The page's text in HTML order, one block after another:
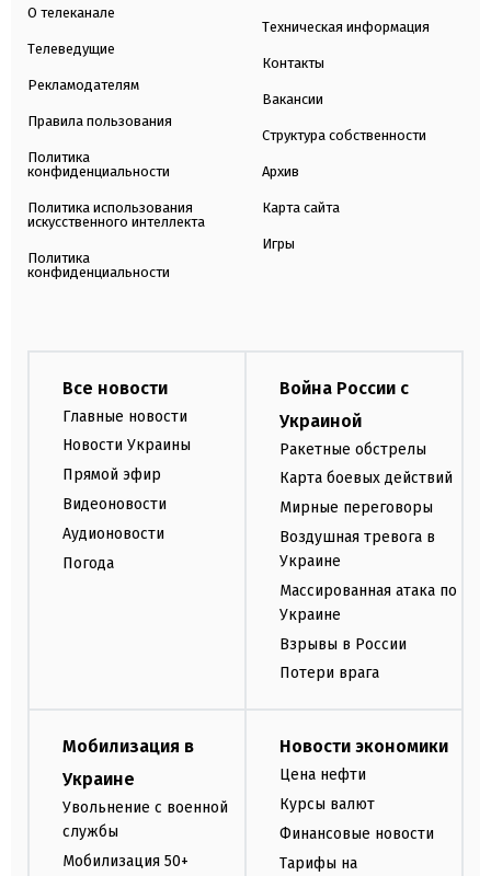
О телеканале
Телеведущие
Рекламодателям
Правила пользования
Политика
конфиденциальности
Политика использования
искусственного интеллекта
Политика
конфиденциальности
Техническая информация
Контакты
Вакансии
Структура собственности
Архив
Карта сайта
Игры
Все новости
Главные новости
Новости Украины
Прямой эфир
Видеоновости
Аудионовости
Погода
Война России с
Украиной
Ракетные обстрелы
Карта боевых действий
Мирные переговоры
Воздушная тревога в
Украине
Массированная атака по
Украине
Взрывы в России
Потери врага
Мобилизация в
Украине
Увольнение с военной
службы
Мобилизация 50+
Новости экономики
Цена нефти
Курсы валют
Финансовые новости
Тарифы на